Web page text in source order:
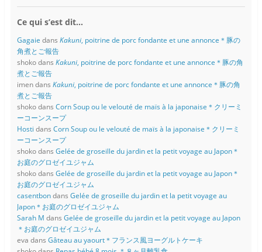
Ce qui s’est dit…
Gagaie dans Kakuni, poitrine de porc fondante et une annonce＊豚の
角煮とご報告
shokodans Kakuni, poitrine de porc fondante et une annonce＊豚の角
煮とご報告
imendans Kakuni, poitrine de porc fondante et une annonce＊豚の角
煮とご報告
shokodans Corn Soup ou le velouté de maïs à la japonaise＊クリーミ
ーコーンスープ
Hosti dans Corn Soup ou le velouté de maïs à la japonaise＊クリーミ
ーコーンスープ
shokodans Gelée de groseille du jardin et la petit voyage au Japon＊
お庭のグロゼイユジャム
shokodans Gelée de groseille du jardin et la petit voyage au Japon＊
お庭のグロゼイユジャム
casentbondans Gelée de groseille du jardin et la petit voyage au
Japon＊お庭のグロゼイユジャム
Sarah M dans Gelée de groseille du jardin et la petit voyage au Japon
＊お庭のグロゼイユジャム
eva dans Gâteau au yaourt＊フランス風ヨーグルトケーキ